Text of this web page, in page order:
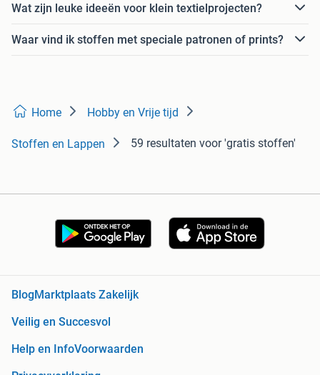
Wat zijn leuke ideeën voor klein textielprojecten?
Waar vind ik stoffen met speciale patronen of prints?
Home Hobby en Vrije tijd
Stoffen en Lappen 59 resultaten voor 'gratis stoffen'
Blog Marktplaats Zakelijk
Veilig en Succesvol
Help en InfoVoorwaarden